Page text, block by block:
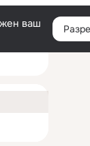
ваш